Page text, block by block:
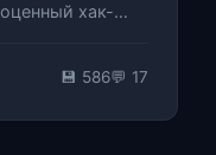
хак-
JSON…
💾 586💬 17